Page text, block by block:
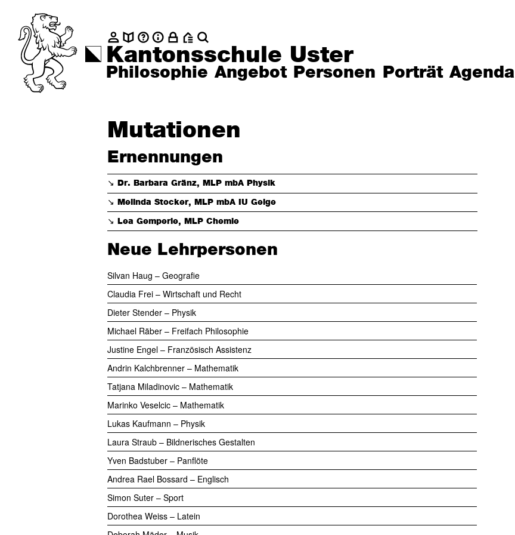
Kantonsschule Uster
Philosophie Angebot Personen Porträt Agenda
Mutationen
Ernennungen
↘︎ Dr. Barbara Gränz, MLP mbA Physik
↘︎ Melinda Stocker, MLP mbA IU Geige
↘︎ Lea Gemperle, MLP Chemie
Neue Lehrpersonen
Silvan Haug – Geografie
Claudia Frei – Wirtschaft und Recht
Dieter Stender – Physik
Michael Räber – Freifach Philosophie
Justine Engel – Französisch Assistenz
Andrin Kalchbrenner – Mathematik
Tatjana Miladinovic – Mathematik
Marinko Veselcic – Mathematik
Lukas Kaufmann – Physik
Laura Straub – Bildnerisches Gestalten
Yven Badstuber – Panflöte
Andrea Rael Bossard – Englisch
Simon Suter – Sport
Dorothea Weiss – Latein